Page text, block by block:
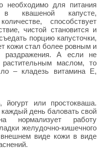
необходимо для питания
квашеной капусте,
способствует
чистой становится и
порцию капусточки,
кожи стал более ровным и
раздражения. А если не
растительным маслом, то
– кладезь витамина Е,
йогурт или простокваша.
день баловать свой
нормализует работу
желудочно-кишечного
виде кожи в виде